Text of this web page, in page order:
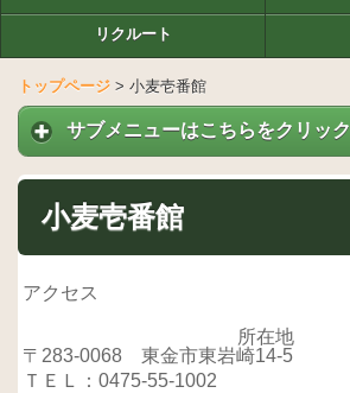
リクルート
トップページ > 小麦壱番館
サブメニューはこちらをクリック
小麦壱番館
アクセス
所在地
〒283-0068 東金市東岩崎14-5
ＴＥＬ：0475-55-1002